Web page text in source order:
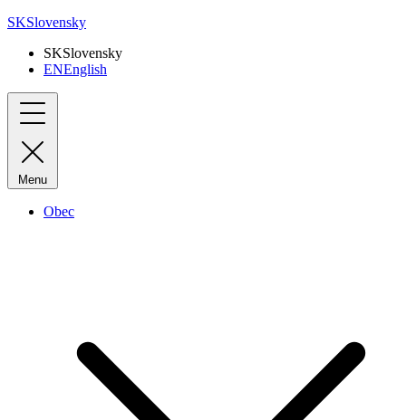
SKSlovensky
SKSlovensky
ENEnglish
Menu
Obec